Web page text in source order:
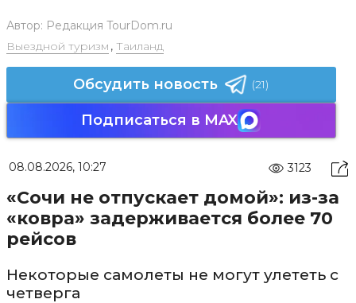
Автор: Редакция TourDom.ru
Выездной туризм , Таиланд
Обсудить новость (21)
Подписаться в MAX
08.08.2026, 10:27 3123
«Сочи не отпускает домой»: из-за
«ковра» задерживается более 70
рейсов
Некоторые самолеты не могут улететь с
четверга